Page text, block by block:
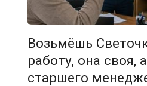
Возьмёшь
работу, она своя, а
старшего